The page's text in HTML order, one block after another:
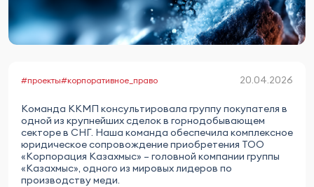
#проекты#корпоративное_право 20.04.2026
Команда ККМП консультировала группу покупателя в
одной из крупнейших сделок в горнодобывающем
секторе в СНГ. Наша команда обеспечила комплексное
юридическое сопровождение приобретения ТОО
«Корпорация Казахмыс» – головной компании группы
«Казахмыс», одного из мировых лидеров по
производству меди.